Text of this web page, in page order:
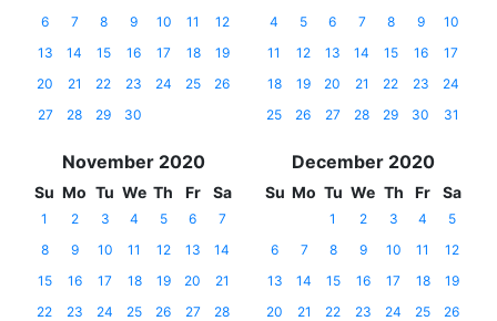
6
7 8 9 10 11
12
13
14 15 16 17 18
19
20
21 22 23 24 25
26
27
28 29 30
4
5 6 7 8 9
10
11
12 13 14 15 16
17
18
19 20 21 22 23
24
25
26 27 28 29 30 31
November 2020
Su Mo Tu We Th Fr Sa
1 2 3 4 5 6
7
8
9 10 11 12 13
14
15
16 17 18 19 20
21
22
23 24 25 26 27
28
December 2020
Su Mo Tu We Th Fr Sa
1 2 3 4
5
6
7 8 9 10 11
12
13
14 15 16 17 18
19
20
21 22 23 24 25
26